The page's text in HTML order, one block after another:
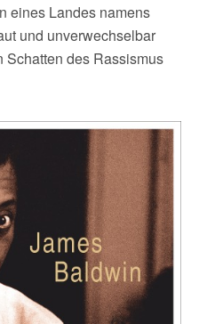
eines Landes namens
und unverwechselbar
Schatten des Rassismus